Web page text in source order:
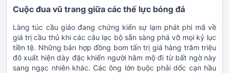
Cuộc đua vũ trang giữa các thế lực bóng đá
Làng túc cầu giáo đang chứng kiến sự lạm phát phi mã về
giá trị cầu thủ khi các câu lạc bộ sẵn sàng phá vỡ mọi kỷ lục
tiền tệ. Những bản hợp đồng bom tấn trị giá hàng trăm triệu
đô xuất hiện dày đặc khiến người hâm mộ đi từ bất ngờ này
sang ngạc nhiên khác. Các ông lớn buộc phải dốc cạn hầu